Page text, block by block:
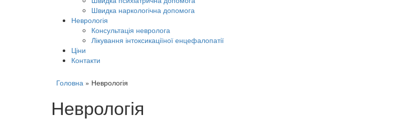
Швидка наркологічна допомога
Неврологія
Консультація невролога
Лікування інтоксикаціїної енцефалопатії
Ціни
Контакти
Головна » Неврологія
Неврологія